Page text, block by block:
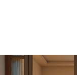
y contenido
resultados.
contenido ayuda a